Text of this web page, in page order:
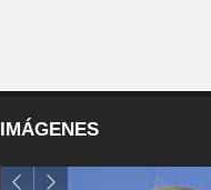
IMÁGENES